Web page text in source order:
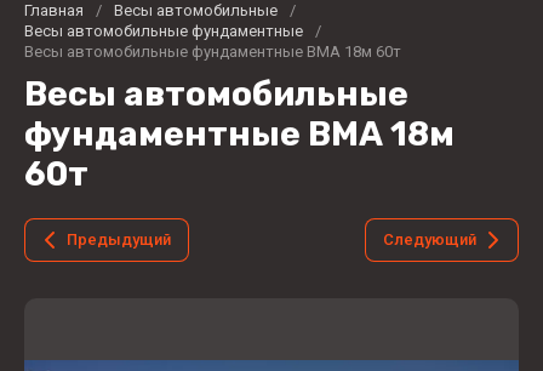
Главная / Весы автомобильные
/
Весы автомобильные фундаментные
/
Весы автомобильные фундаментные ВМА 18м 60т
Весы автомобильные
фундаментные ВМА 18м
60т
Предыдущий Следующий